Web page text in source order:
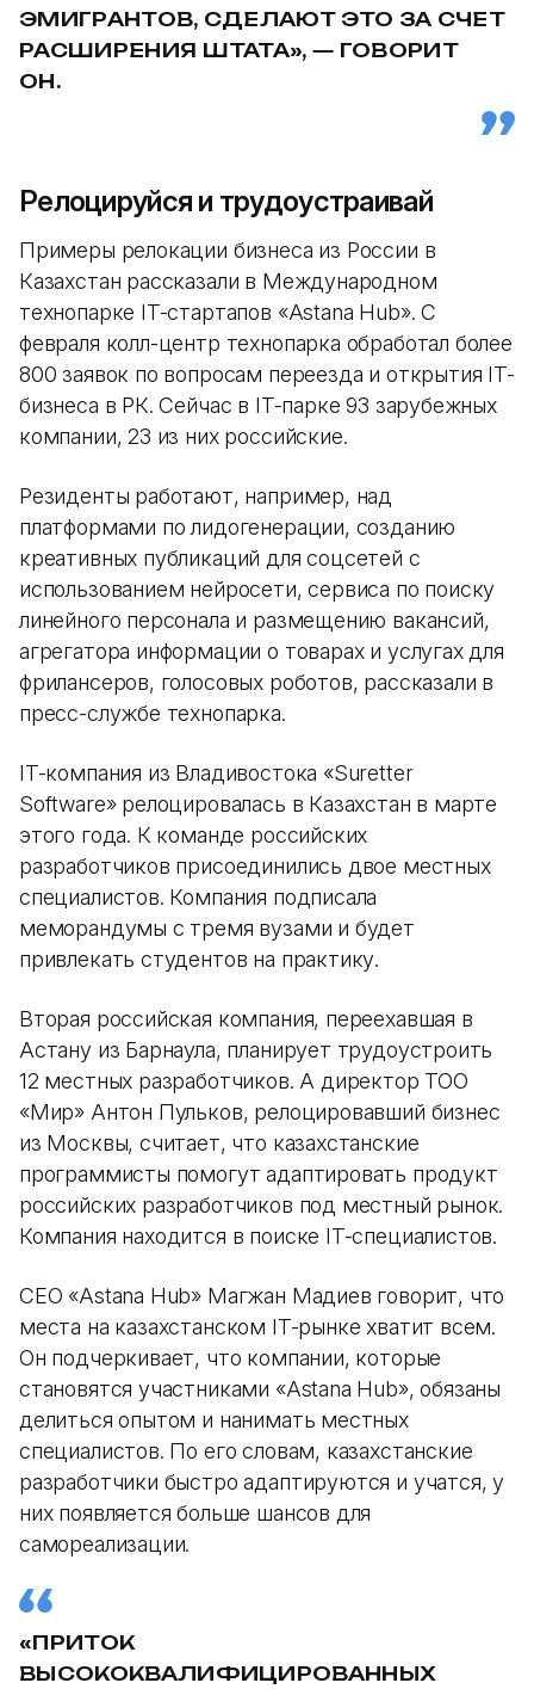
ЭМИГРАНТОВ, СДЕЛАЮТ ЭТО ЗА СЧЕТ
РАСШИРЕНИЯ ШТАТА», — ГОВОРИТ
ОН.
Релоцируйся и трудоустраивай
Примеры релокации бизнеса из России в
Казахстан рассказали в Международном
технопарке IT-стартапов «Astana Hub». С
февраля колл-центр технопарка обработал более
800 заявок по вопросам переезда и открытия IT-
бизнеса в РК. Сейчас в IT-парке 93 зарубежных
компании, 23 из них российские.
Резиденты работают, например, над
платформами по лидогенерации, созданию
креативных публикаций для соцсетей с
использованием нейросети, сервиса по поиску
линейного персонала и размещению вакансий,
агрегатора информации о товарах и услугах для
фрилансеров, голосовых роботов, рассказали в
пресс-службе технопарка.
IT-компания из Владивостока «Suretter
Software» релоцировалась в Казахстан в марте
этого года. К команде российских
разработчиков присоединились двое местных
специалистов. Компания подписала
меморандумы с тремя вузами и будет
привлекать студентов на практику.
Вторая российская компания, переехавшая в
Астану из Барнаула, планирует трудоустроить
12 местных разработчиков. А директор ТОО
«Мир» Антон Пульков, релоцировавший бизнес
из Москвы, считает, что казахстанские
программисты помогут адаптировать продукт
российских разработчиков под местный рынок.
Компания находится в поиске IT-специалистов.
СЕО «Astana Hub» Магжан Мадиев говорит, что
места на казахстанском IT-рынке хватит всем.
Он подчеркивает, что компании, которые
становятся участниками «Astana Hub», обязаны
делиться опытом и нанимать местных
специалистов. По его словам, казахстанские
разработчики быстро адаптируются и учатся, у
них появляется больше шансов для
самореализации.
«ПРИТОК
ВЫСОКОКВАЛИФИЦИРОВАННЫХ